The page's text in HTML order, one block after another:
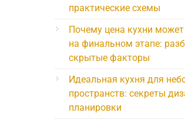
практические схемы
Почему цена кухни
на финальном этапе:
скрытые факторы
Идеальная кухня для
пространств: секреты
планировки